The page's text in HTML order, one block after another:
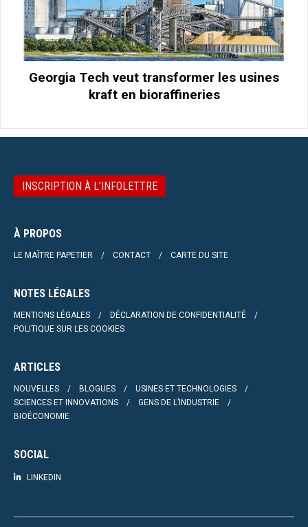
Georgia Tech veut transformer les usines
kraft en bioraffineries
INSCRIPTION À L’INFOLETTRE
À PROPOS
LE MAÎTRE PAPETIER CONTACT CARTE DU SITE
NOTES LÉGALES
MENTIONS LÉGALES
DÉCLARATION DE CONFIDENTIALITÉ
POLITIQUE SUR LES COOKIES
ARTICLES
NOUVELLES BLOGUES
USINES ET TECHNOLOGIES
SCIENCES ET INNOVATIONS
GENS DE L’INDUSTRIE
BIOÉCONOMIE
SOCIAL
LINKEDIN